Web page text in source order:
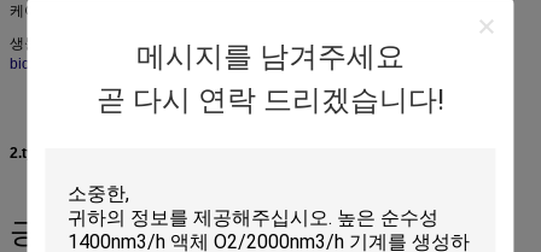
메시지를 남겨주세요
곧 다시 연락 드리겠습니다!
케이싱은 2개 이상 회귀 임펠러를 포함할 때, 두 배 다단식 펌프 칭합니다.
생물학에서는, 화학과 생체 역학 펌프의 많은 다른 유형은
진화했습니다
biomimicry
때때로 기계적인 펌프의 신형 개발에서 사용됩니다.
2.type
긍정 진지변환 펌프